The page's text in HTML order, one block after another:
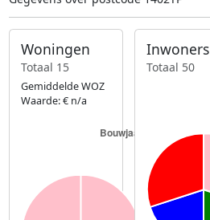
Woningen
Totaal 15
Gemiddelde WOZ
Waarde: € n/a
Inwoners
Totaal 50